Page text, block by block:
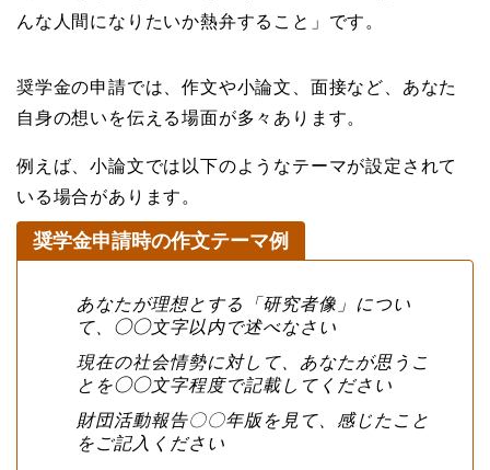
んな人間になりたいか熱弁すること」です。
奨学金の申請では、作文や小論文、面接など、あなた
自身の想いを伝える場面が多々あります。
例えば、小論文では以下のようなテーマが設定されて
いる場合があります。
奨学金申請時の作文テーマ例
あなたが理想とする「研究者像」につい
て、◯◯文字以内で述べなさい
現在の社会情勢に対して、あなたが思うこ
とを◯◯文字程度で記載してください
財団活動報告〇〇年版を見て、感じたこと
をご記入ください